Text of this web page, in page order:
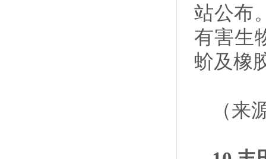
站公布
有害生
蚧及橡
（来